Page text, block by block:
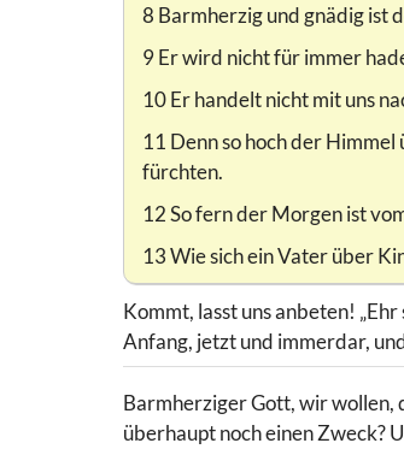
8 Barmherzig und gnädig ist
9 Er wird nicht für immer
10 Er handelt nicht mit uns
11 Denn so hoch der
fürchten.
12 So fern der Morgen ist
13 Wie sich ein Vater über
Kommt, lasst uns anbeten!
Anfang, jetzt und immerdar,
Barmherziger Gott, wir wollen,
überhaupt noch einen Zweck?